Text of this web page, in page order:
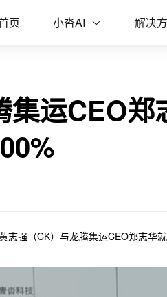
页 小沓AI 解决
小沓AI数字员工，全链路提效200%
集运CEO
志强（CK）与龙腾集运CEO郑志华